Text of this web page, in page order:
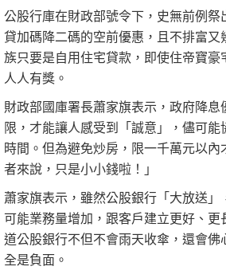
公股行庫在財政部號令下，史無前例祭
貸加碼降二碼的空前優惠，且不排富又
族只要是自用住宅貸款，即使住帝寶豪
人人有獎。
財政部國庫署長蕭家旗表示，政府降息
限，才能讓人感受到「誠意」，儘可
時間。但為避免炒房，限一千萬元以
者來說，只是小小錢啦！」
蕭家旗表示，雖然公股銀行「大放送
可能業務量增加，跟客戶建立更好、
道公股銀行不但不會雨天收傘，還會
全是負面。